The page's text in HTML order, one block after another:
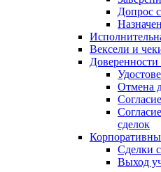
Допрос
Вексели и
Доверенности
Отмена
сделок
Сделки
Выход